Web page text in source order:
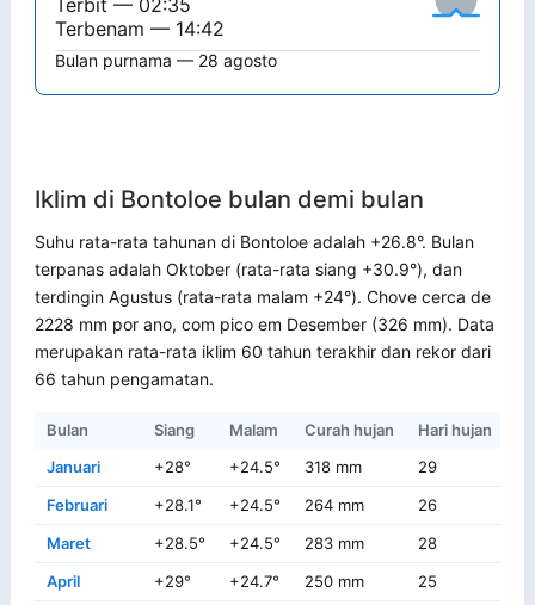
Terbit — 02:35
Terbenam — 14:42
Bulan purnama — 28 agosto
Iklim di Bontoloe bulan demi bulan
Suhu rata-rata tahunan di Bontoloe adalah +26.8°. Bulan
terpanas adalah Oktober (rata-rata siang +30.9°), dan
terdingin Agustus (rata-rata malam +24°). Chove cerca de
2228 mm por ano, com pico em Desember (326 mm). Data
merupakan rata-rata iklim 60 tahun terakhir dan rekor dari
66 tahun pengamatan.
Bulan Siang Malam Curah hujan Hari hujan
Januari
+28° +24.5° 318 mm 29
Februari
+28.1° +24.5° 264 mm 26
Maret
+28.5° +24.5° 283 mm 28
April
+29° +24.7° 250 mm 25